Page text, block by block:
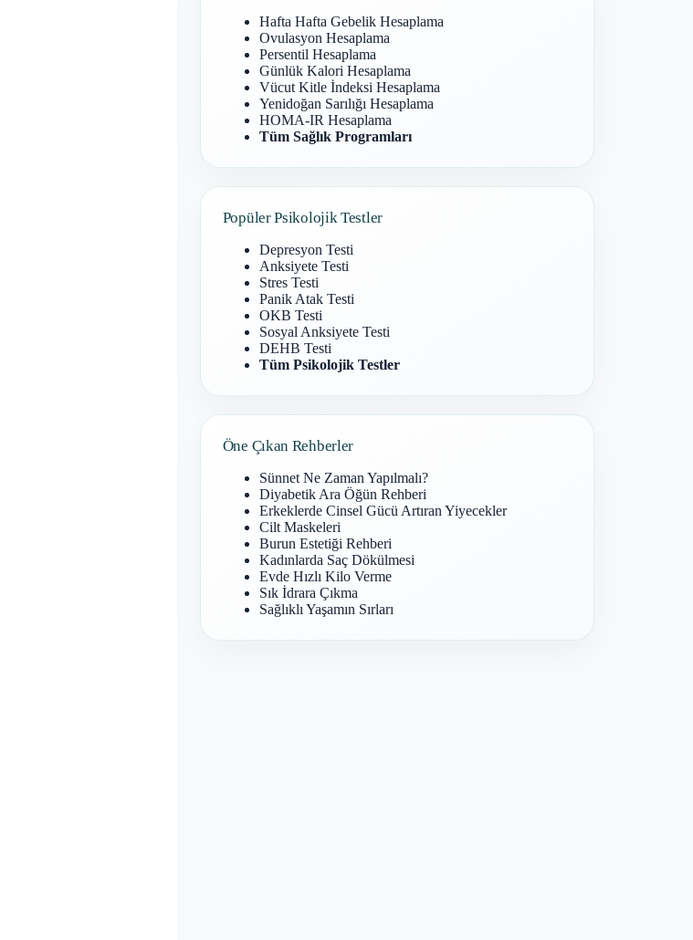
Hafta Hafta Gebelik Hesaplama
Ovulasyon Hesaplama
Persentil Hesaplama
Günlük Kalori Hesaplama
Vücut Kitle İndeksi Hesaplama
Yenidoğan Sarılığı Hesaplama
HOMA-IR Hesaplama
Tüm Sağlık Programları
Popüler Psikolojik Testler
Depresyon Testi
Anksiyete Testi
Stres Testi
Panik Atak Testi
OKB Testi
Sosyal Anksiyete Testi
DEHB Testi
Tüm Psikolojik Testler
Öne Çıkan Rehberler
Sünnet Ne Zaman Yapılmalı?
Diyabetik Ara Öğün Rehberi
Erkeklerde Cinsel Gücü Artıran Yiyecekler
Cilt Maskeleri
Burun Estetiği Rehberi
Kadınlarda Saç Dökülmesi
Evde Hızlı Kilo Verme
Sık İdrara Çıkma
Sağlıklı Yaşamın Sırları